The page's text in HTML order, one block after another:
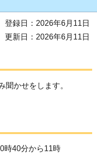
登録日：2026年6月11日
更新日：2026年6月11日
聞かせをします。
時40分から11時